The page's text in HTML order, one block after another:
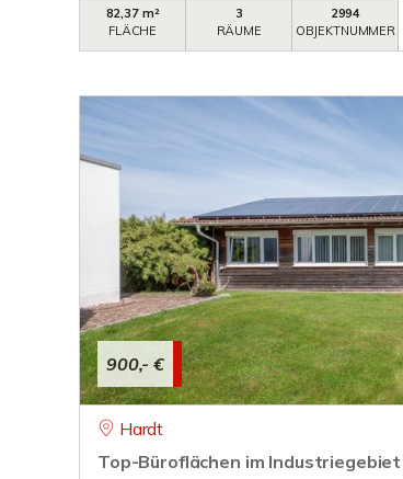
82,37 m²
FLÄCHE
3
RÄUME
2994
OBJEKTNUMMER
900,- €
Hardt
Top-Büroflächen im